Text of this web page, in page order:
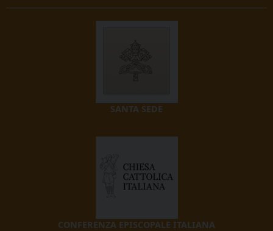
SANTA SEDE
CONFERENZA EPISCOPALE ITALIANA